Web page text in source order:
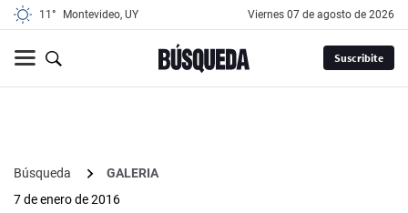
11° Montevideo, UY viernes 07 de agosto de 2026
Suscribite
Búsqueda
GALERIA
7 de enero de 2016